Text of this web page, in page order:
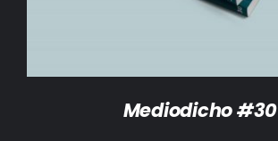
Mediodicho #30